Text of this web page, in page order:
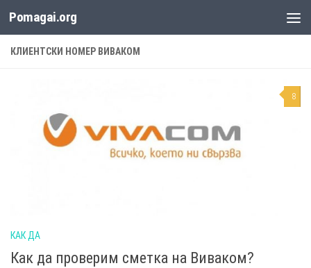
Към съдържанието
Pomagai.org
КЛИЕНТСКИ НОМЕР ВИВАКОМ
8
КАК ДА
Как да проверим сметка на Виваком?